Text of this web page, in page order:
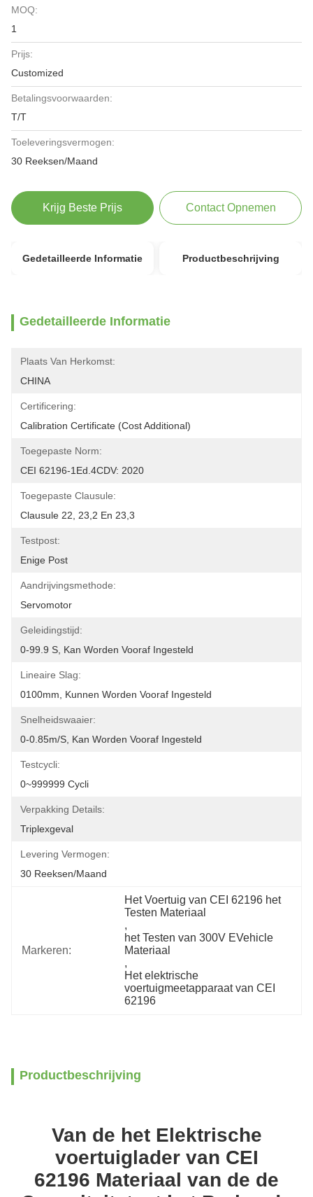
MOQ:
1
Prijs:
Customized
Betalingsvoorwaarden:
T/T
Toeleveringsvermogen:
30 Reeksen/Maand
Krijg Beste Prijs Contact Opnemen
Gedetailleerde Informatie Productbeschrijving
Gedetailleerde Informatie
Plaats Van Herkomst:
CHINA
Certificering:
Calibration Certificate (Cost Additional)
Toegepaste Norm:
CEI 62196-1Ed.4CDV: 2020
Toegepaste Clausule:
Clausule 22, 23,2 En 23,3
Testpost:
Enige Post
Aandrijvingsmethode:
Servomotor
Geleidingstijd:
0-99.9 S, Kan Worden Vooraf Ingesteld
Lineaire Slag:
0100mm, Kunnen Worden Vooraf Ingesteld
Snelheidswaaier:
0-0.85m/s, Kan Worden Vooraf Ingesteld
Testcycli:
0~999999 Cycli
Verpakking Details:
Triplexgeval
Levering Vermogen:
30 Reeksen/Maand
Markeren:
Het Voertuig van CEI 62196 het
Testen Materiaal
,
het Testen van 300V EVehicle
Materiaal
,
Het elektrische
voertuigmeetapparaat van CEI
62196
Productbeschrijving
Van de het Elektrische
voertuiglader van CEI
62196 Materiaal van de de